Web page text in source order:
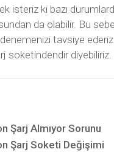
isteriz ki bazı
da olabilir. Bu
tavsiye
soketindendir diyebiliriz.
Şarj Almıyor Sorunu
Şarj Soketi Değişimi